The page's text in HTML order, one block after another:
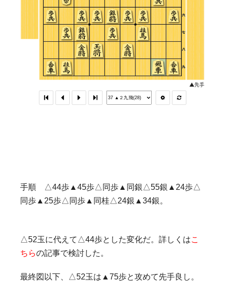
手順 △44歩▲45歩△同歩▲同銀△55銀▲24歩△
同歩▲25歩△同歩▲同桂△24銀▲34銀。
△52玉に代えて△44歩とした変化だ。詳しくはこ
ちらの記事で検討した。
最終図以下、△52玉は▲75歩と攻めて先手良し。